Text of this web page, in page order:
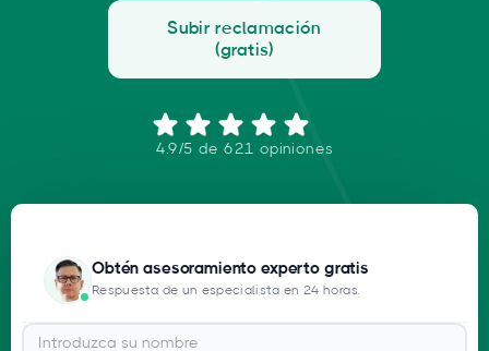
Subir reclamación
(gratis)
4.9/5 de 621 opiniones
Obtén asesoramiento experto gratis
Respuesta de un especialista en 24 horas.